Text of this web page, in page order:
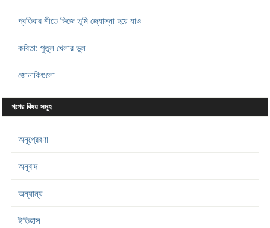
প্রতিবার শীতে ভিজে তুমি জ্যোস্না হয়ে যাও
কবিতা: পুতুল খেলার ভুল
জোনাকিগুলো
গল্পের বিষয় সমূহ
অনুপ্রেরণা
অনুবাদ
অন্যান্য
ইতিহাস